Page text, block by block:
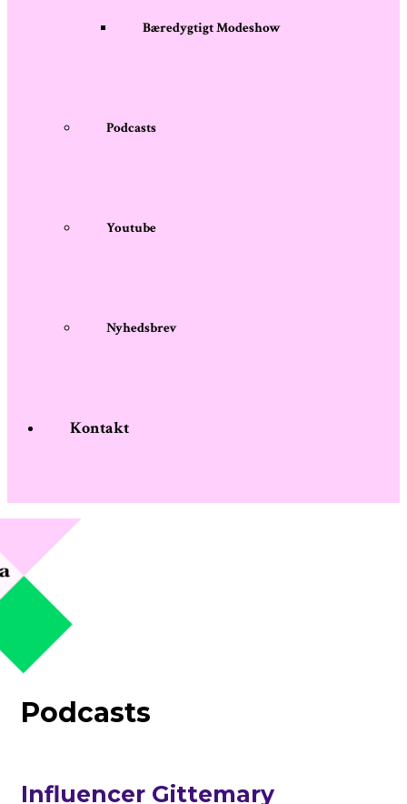
Bæredygtigt Modeshow
Podcasts
Youtube
Nyhedsbrev
Kontakt
Podcasts
Influencer Gittemary